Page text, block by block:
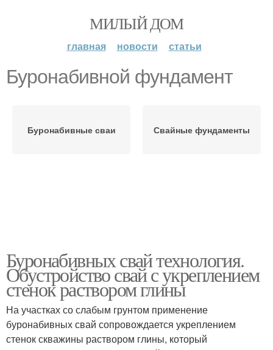
МИЛЫЙ ДОМ
главная новости статьи
Буронабивной фундамент
Буронабивные сваи Свайные фундаменты
Буронабивных свай технология.
Обустройство свай с укреплением
стенок раствором глины
На участках со слабым грунтом применение
буронабивных свай сопровождается укреплением
стенок скважины раствором глины, который